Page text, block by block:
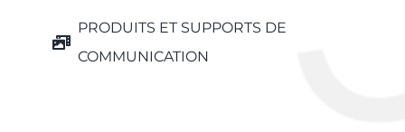
PRODUITS ET SUPPORTS DE
COMMUNICATION